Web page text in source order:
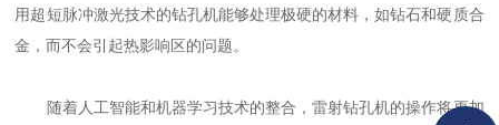
用超短脉冲激光技术的钻孔机能够处理极硬的材料，如钻石和硬质合
金，而不会引起热影响区的问题。
随着人工智能和机器学习技术的整合，雷射钻孔机的操作将更加